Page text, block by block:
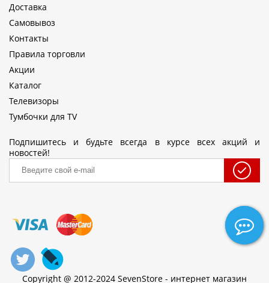
Доставка
Самовывоз
Контакты
Правила торговли
Акции
Каталог
Телевизоры
Тумбочки для TV
Подпишитесь и будьте всегда в курсе всех акций и
новостей!
Copyright @ 2012-2024 SevenStore - интернет магазин